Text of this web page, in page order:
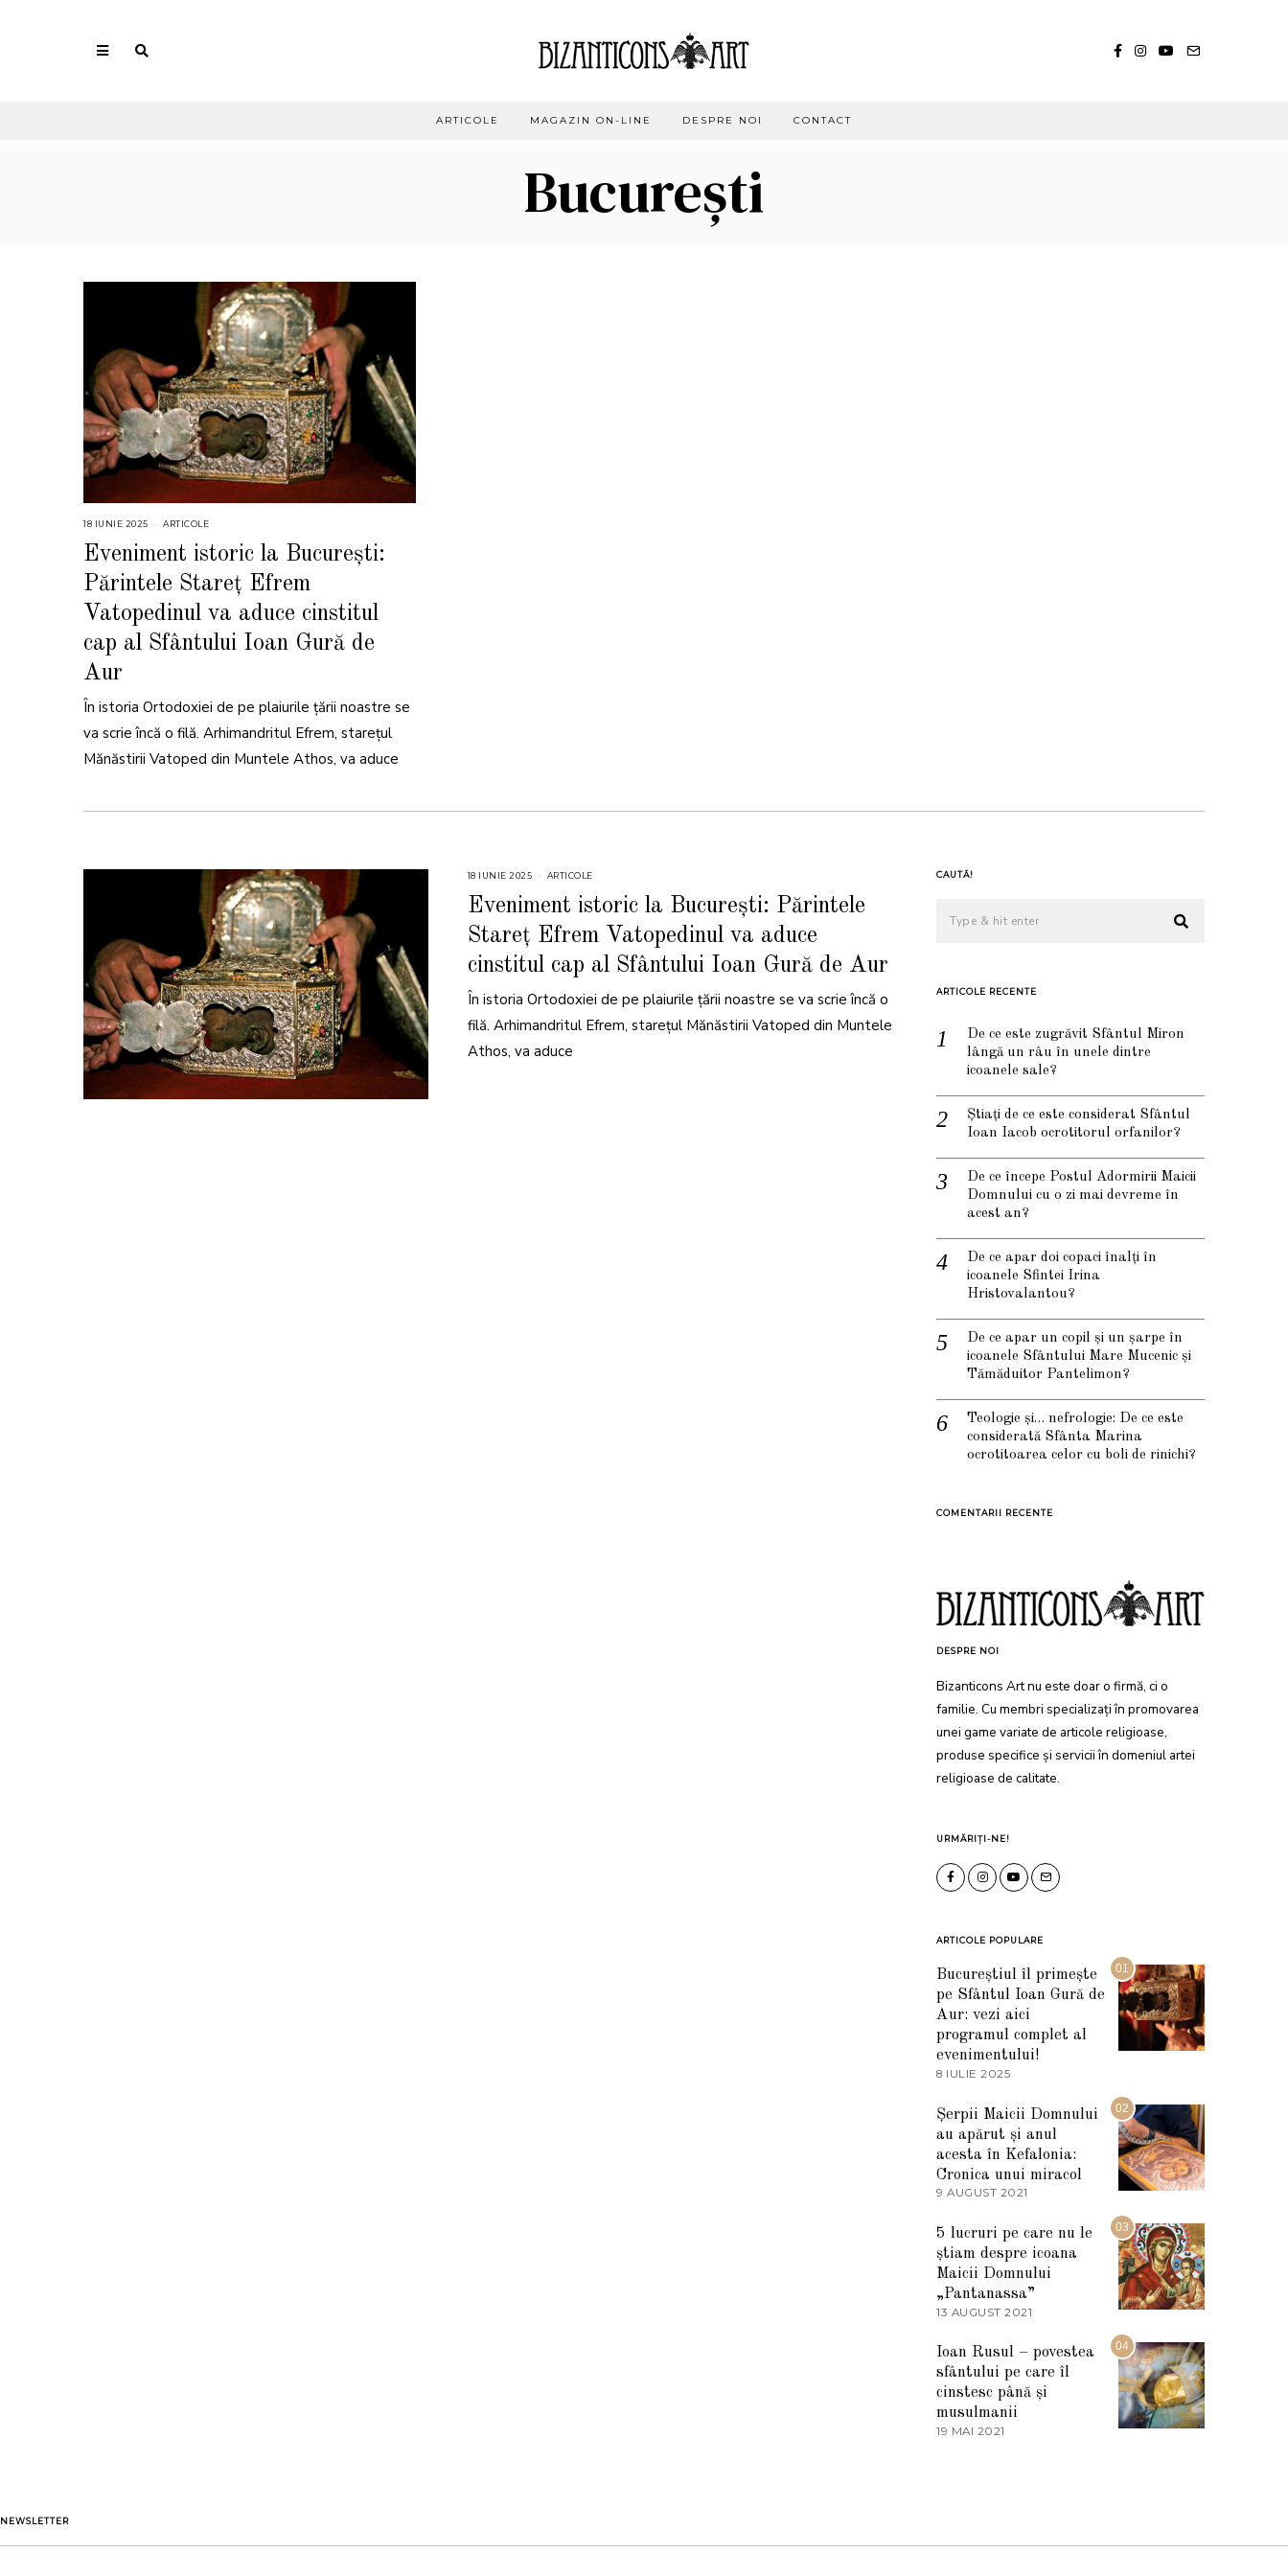
ARTICOLE MAGAZIN ON-LINE DESPRE NOI CONTACT
București
18 IUNIE 2025
U
I
E
0
5
ARTICOLE
Eveniment istoric la București:
Părintele Stareț Efrem
Vatopedinul va aduce cinstitul
cap al Sfântului Ioan Gură de
Aur
În istoria Ortodoxiei de pe plaiurile țării noastre se
va scrie încă o filă. Arhimandritul Efrem, starețul
Mănăstirii Vatoped din Muntele Athos, va aduce
18 IUNIE 2025
U
0
ARTICOLE
Eveniment istoric la București: Părintele
Stareț Efrem Vatopedinul va aduce
cinstitul cap al Sfântului Ioan Gură de Aur
În istoria Ortodoxiei de pe plaiurile țării noastre se va scrie încă o
filă. Arhimandritul Efrem, starețul Mănăstirii Vatoped din Muntele
Athos, va aduce
CAUTĂ!
ARTICOLE RECENTE
De ce este zugrăvit Sfântul Miron
lângă un râu în unele dintre
icoanele sale?
Știați de ce este considerat Sfântul
Ioan Iacob ocrotitorul orfanilor?
De ce începe Postul Adormirii Maicii
Domnului cu o zi mai devreme în
acest an?
De ce apar doi copaci înalți în
icoanele Sfintei Irina
Hristovalantou?
De ce apar un copil și un șarpe în
icoanele Sfântului Mare Mucenic și
Tămăduitor Pantelimon?
Teologie și… nefrologie: De ce este
considerată Sfânta Marina
ocrotitoarea celor cu boli de rinichi?
COMENTARII RECENTE
DESPRE NOI
Bizanticons Art nu este doar o firmă, ci o
familie. Cu membri specializați în promovarea
unei game variate de articole religioase,
produse specifice și servicii în domeniul artei
religioase de calitate.
URMĂRIȚI-NE!
ARTICOLE POPULARE
01
Bucureștiul îl primește
pe Sfântul Ioan Gură de
Aur: vezi aici
programul complet al
evenimentului!
8 IULIE 2025
U
L
I
2
0
5
02
Șerpii Maicii Domnului
au apărut și anul
acesta în Kefalonia:
Cronica unui miracol
9 AUGUST 2021
A
R
T
I
2
2
2
03
5 lucruri pe care nu le
știam despre icoana
Maicii Domnului
„Pantanassa”
13 AUGUST 2021
U
G
U
S
04
Ioan Rusul – povestea
sfântului pe care îl
cinstesc până și
musulmanii
19 MAI 2021
NEWSLETTER